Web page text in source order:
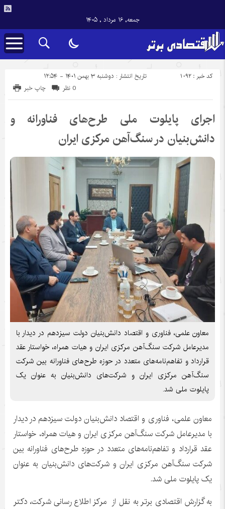
جمعه, ۱۶ مرداد , ۱۴۰۵
تاریخ انتشار : دوشنبه ۳ بهمن ۱۴۰۱ - ۱۲:۵۴ کد خبر : 1092
چاپ خبر 0 نظر
اجرای پایلوت ملی طرح‌های فناورانه و
دانش‌بنیان در سنگ‌آهن مرکزی ایران
معاون علمی، فناوری و اقتصاد دانش‌بنیان دولت سیزدهم در دیدار با
مدیرعامل شرکت سنگ‌آهن مرکزی ایران و هیات همراه، خواستار عقد
قرارداد و تفاهم‌نامه‌های متعدد در حوزه طرح‌های فناورانه بین شرکت
سنگ‌آهن مرکزی ایران و شرکت‌های دانش‌بنیان به عنوان یک
پایلوت ملی شد.
معاون علمی، فناوری و اقتصاد دانش‌بنیان دولت سیزدهم در دیدار
با مدیرعامل شرکت سنگ‌آهن مرکزی ایران و هیات همراه، خواستار
عقد قرارداد و تفاهم‌نامه‌های متعدد در حوزه طرح‌های فناورانه بین
شرکت سنگ‌آهن مرکزی ایران و شرکت‌های دانش‌بنیان به عنوان
یک پایلوت ملی شد.
به گزارش اقتصادی برتر به نقل از مرکز اطلاع رسانی شرکت، دکتر